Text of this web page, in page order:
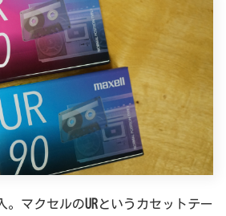
。マクセルのURというカセットテー